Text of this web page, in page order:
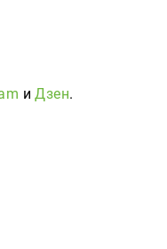
иДзен.